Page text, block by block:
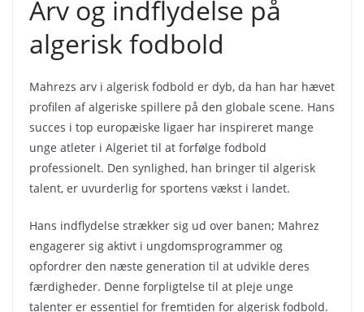
Arv og indflydelse på
algerisk fodbold
Mahrezs arv i algerisk fodbold er dyb, da han har hævet
profilen af algeriske spillere på den globale scene. Hans
succes i top europæiske ligaer har inspireret mange
unge atleter i Algeriet til at forfølge fodbold
professionelt. Den synlighed, han bringer til algerisk
talent, er uvurderlig for sportens vækst i landet.
Hans indflydelse strækker sig ud over banen; Mahrez
engagerer sig aktivt i ungdomsprogrammer og
opfordrer den næste generation til at udvikle deres
færdigheder. Denne forpligtelse til at pleje unge
talenter er essentiel for fremtiden for algerisk fodbold.